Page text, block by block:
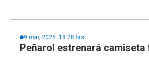
9 mar, 2025. 18:28 hrs.
Peñarol estrenará camiseta